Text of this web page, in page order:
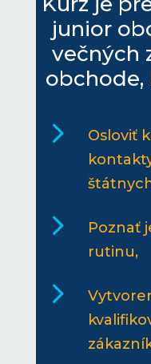
junior
večných
5
Osloviť
5
Poznať
rutinu,
5